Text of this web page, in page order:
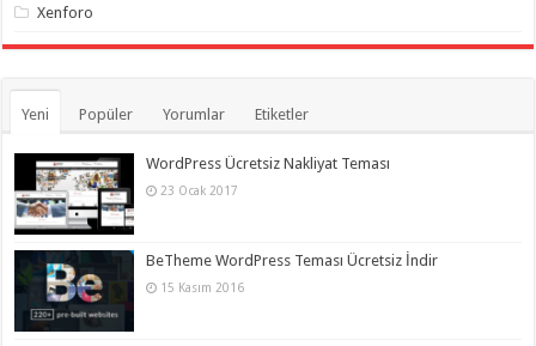
Xenforo
Yeni Popüler Yorumlar Etiketler
WordPress Ücretsiz Nakliyat Teması
23 Ocak 2017
BeTheme WordPress Teması Ücretsiz İndir
15 Kasım 2016